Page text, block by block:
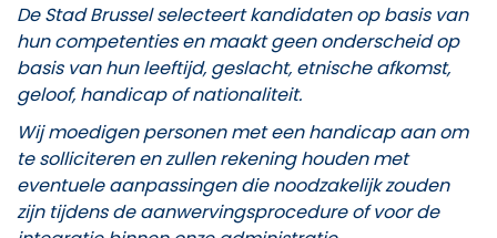
De Stad Brussel selecteert kandidaten op basis van
hun competenties en maakt geen onderscheid op
basis van hun leeftijd, geslacht, etnische afkomst,
geloof, handicap of nationaliteit.
Wij moedigen personen met een handicap aan om
te solliciteren en zullen rekening houden met
eventuele aanpassingen die noodzakelijk zouden
zijn tijdens de aanwervingsprocedure of voor de